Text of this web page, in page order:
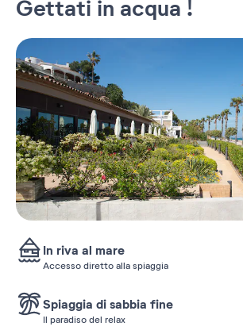
Gettati in acqua !
In riva al mare
Accesso diretto alla spiaggia
Spiaggia di sabbia fine
Il paradiso del relax